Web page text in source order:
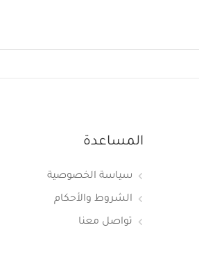
المساعدة
سياسة الخصوصية
الشروط والأحكام
تواصل معنا